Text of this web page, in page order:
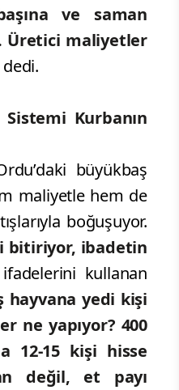
ve saman
Üretici maliyetler
dedi.
Kurbanın
büyükbaş
maliyetle hem de
boğuşuyor.
bitiriyor, ibadetin
ifadelerini kullanan
hayvana yedi kişi
ne yapıyor? 400
12-15 kişi hisse
değil, et payı